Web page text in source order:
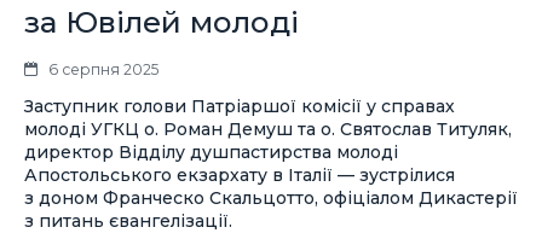
за Ювілей молоді
6 серпня 2025
Заступник голови Патріаршої комісії у справах
молоді УГКЦ о. Роман Демуш та о. Святослав Титуляк,
директор Відділу душпастирства молоді
Апостольського екзархату в Італії — зустрілися
з доном Франческо Скальцотто, офіціалом Дикастерії
з питань євангелізації.